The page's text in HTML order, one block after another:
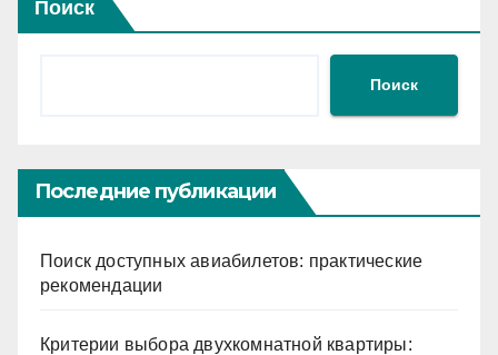
Поиск
Поиск
Последние публикации
Поиск доступных авиабилетов: практические
рекомендации
Критерии выбора двухкомнатной квартиры: